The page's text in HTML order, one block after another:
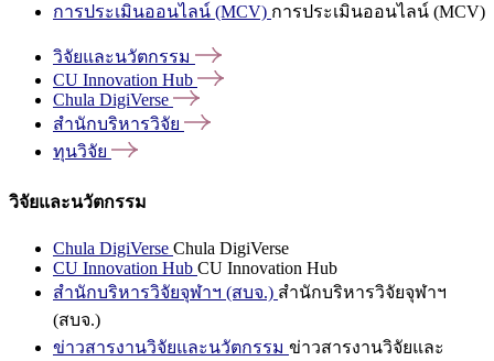
การประเมินออนไลน์ (MCV) การประเมินออนไลน์ (MCV)
วิจัยและนวัตกรรม
CU Innovation Hub
Chula DigiVerse
สำนักบริหารวิจัย
ทุนวิจัย
วิจัยและนวัตกรรม
Chula DigiVerse Chula DigiVerse
CU Innovation Hub CU Innovation Hub
สำนักบริหารวิจัยจุฬาฯ (สบจ.) สำนักบริหารวิจัยจุฬาฯ
(สบจ.)
ข่าวสารงานวิจัยและนวัตกรรม ข่าวสารงานวิจัยและ